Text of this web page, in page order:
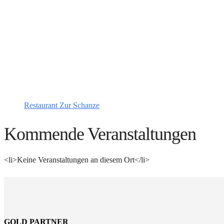
Restaurant Zur Schanze
Kommende Veranstaltungen
<li>Keine Veranstaltungen an diesem Ort</li>
GOLD PARTNER